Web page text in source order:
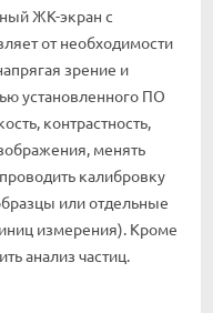
ЖК-экран с
от необходимости
зрение и
установленного ПО
контрастность,
менять
калибровку
или отдельные
измерения). Кроме
анализ частиц.